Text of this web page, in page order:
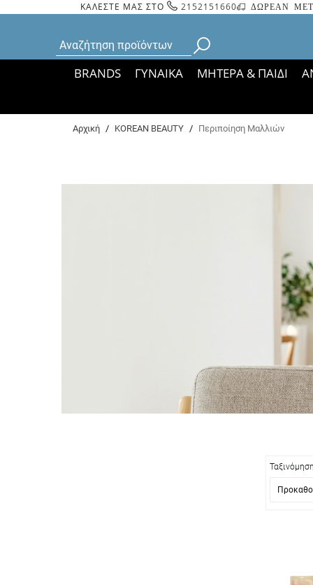
ΚΑΛΕΣΤΕ ΜΑΣ ΣΤΟ 2152151660 ΔΩΡΕΑΝ
BRANDS ΓΥΝΑΙΚΑ ΜΗΤΕΡΑ & ΠΑΙΔΙ
Bάσει ΦΕΚ
Αρχική / KOREAN BEAUTY / Περιποίηση Μαλλιών
Ταξινόμηση